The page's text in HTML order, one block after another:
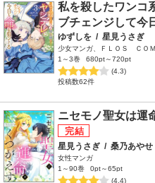
私を殺したワンコ
ブチェンジして今
ゆずしを / 星見うさぎ
少女マンガ、ＦＬＯＳ ＣＯ
1～3巻
680pt～720pt
(4.3)
投稿数62件
ニセモノ聖女は運
星見うさぎ / 桑乃あやせ
女性マンガ
1～90巻
0pt～65pt
(4.4)